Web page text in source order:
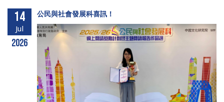
14
Jul
2026
公民與社會發展科喜訊！